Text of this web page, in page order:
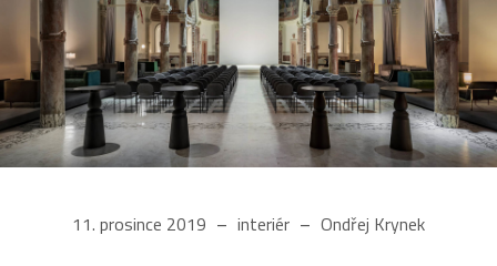
11. prosince 2019 interiér Ondřej Krynek